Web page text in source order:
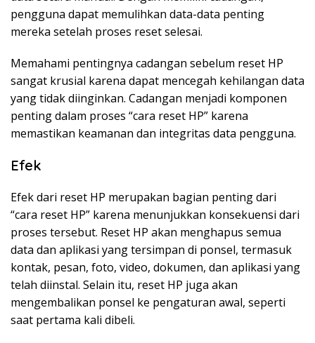
pengguna dapat memulihkan data-data penting
mereka setelah proses reset selesai.
Memahami pentingnya cadangan sebelum reset HP
sangat krusial karena dapat mencegah kehilangan data
yang tidak diinginkan. Cadangan menjadi komponen
penting dalam proses “cara reset HP” karena
memastikan keamanan dan integritas data pengguna.
Efek
Efek dari reset HP merupakan bagian penting dari
“cara reset HP” karena menunjukkan konsekuensi dari
proses tersebut. Reset HP akan menghapus semua
data dan aplikasi yang tersimpan di ponsel, termasuk
kontak, pesan, foto, video, dokumen, dan aplikasi yang
telah diinstal. Selain itu, reset HP juga akan
mengembalikan ponsel ke pengaturan awal, seperti
saat pertama kali dibeli.